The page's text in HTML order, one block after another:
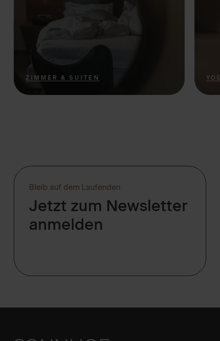
ZIMMER & SUITEN
Bleib auf dem Laufenden
Jetzt zum Newsletter
anmelden